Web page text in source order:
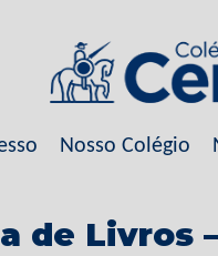
Nosso Colégio
de Livros